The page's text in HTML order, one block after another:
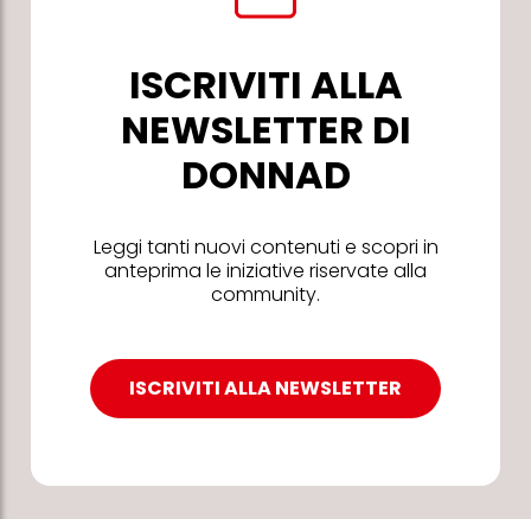
ISCRIVITI ALLA
NEWSLETTER DI
DONNAD
Leggi tanti nuovi contenuti e scopri in
anteprima le iniziative riservate alla
community.
ISCRIVITI ALLA NEWSLETTER